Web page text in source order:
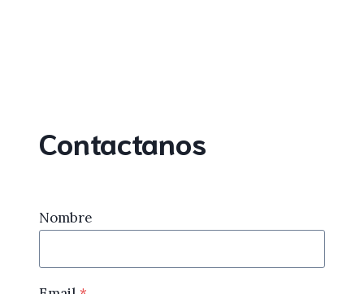
Contactanos
Nombre